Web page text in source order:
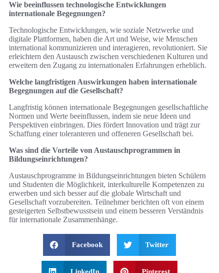
Wie beeinflussen technologische Entwicklungen
internationale Begegnungen?
Technologische Entwicklungen, wie soziale Netzwerke und
digitale Plattformen, haben die Art und Weise, wie Menschen
international kommunizieren und interagieren, revolutioniert. Sie
erleichtern den Austausch zwischen verschiedenen Kulturen und
erweitern den Zugang zu internationalen Erfahrungen erheblich.
Welche langfristigen Auswirkungen haben internationale
Begegnungen auf die Gesellschaft?
Langfristig können internationale Begegnungen gesellschaftliche
Normen und Werte beeinflussen, indem sie neue Ideen und
Perspektiven einbringen. Dies fördert Innovation und trägt zur
Schaffung einer toleranteren und offeneren Gesellschaft bei.
Was sind die Vorteile von Austauschprogrammen in
Bildungseinrichtungen?
Austauschprogramme in Bildungseinrichtungen bieten Schülern
und Studenten die Möglichkeit, interkulturelle Kompetenzen zu
erwerben und sich besser auf die globale Wirtschaft und
Gesellschaft vorzubereiten. Teilnehmer berichten oft von einem
gesteigerten Selbstbewusstsein und einem besseren Verständnis
für internationale Zusammenhänge.
Facebook Twitter